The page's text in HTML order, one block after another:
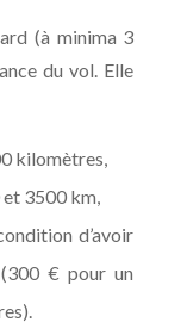
(à minima 3
du vol. Elle
kilomètres,
3500 km,
d’avoir
€ pour un